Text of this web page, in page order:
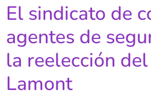
El sindicato de
agentes de
la reelección
Lamont